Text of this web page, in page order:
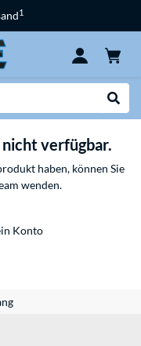
1
verfügbar.
haben, können Sie
wenden.
Konto